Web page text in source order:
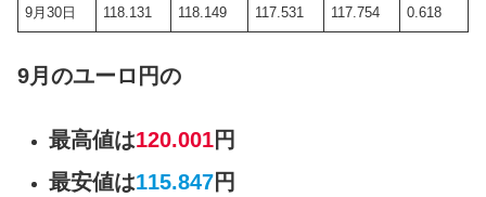
9月30日 118.131 118.149 117.531 117.754 0.618
9月のユーロ円の
最高値は120.001円
最安値は115.847円